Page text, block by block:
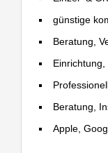
günstige
Beratung,
Beratung,
Apple,